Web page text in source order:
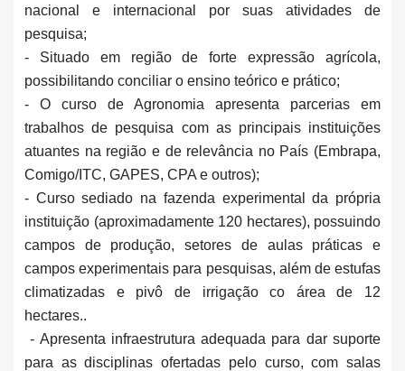
nacional e internacional por suas atividades de
pesquisa;
- Situado em região de forte expressão agrícola,
possibilitando conciliar o ensino teórico e prático;
- O curso de Agronomia apresenta parcerias em
trabalhos de pesquisa com as principais instituições
atuantes na região e de relevância no País (Embrapa,
Comigo/ITC, GAPES, CPA e outros);
- Curso sediado na fazenda experimental da própria
instituição (aproximadamente 120 hectares), possuindo
campos de produção, setores de aulas práticas e
campos experimentais para pesquisas, além de estufas
climatizadas e pivô de irrigação co área de 12
hectares..
- Apresenta infraestrutura adequada para dar suporte
para as disciplinas ofertadas pelo curso, com salas